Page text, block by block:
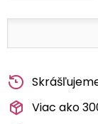
Viac ako